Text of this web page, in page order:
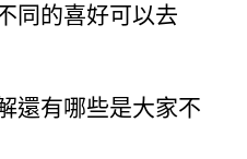
同的喜好可以去
還有哪些是大家不